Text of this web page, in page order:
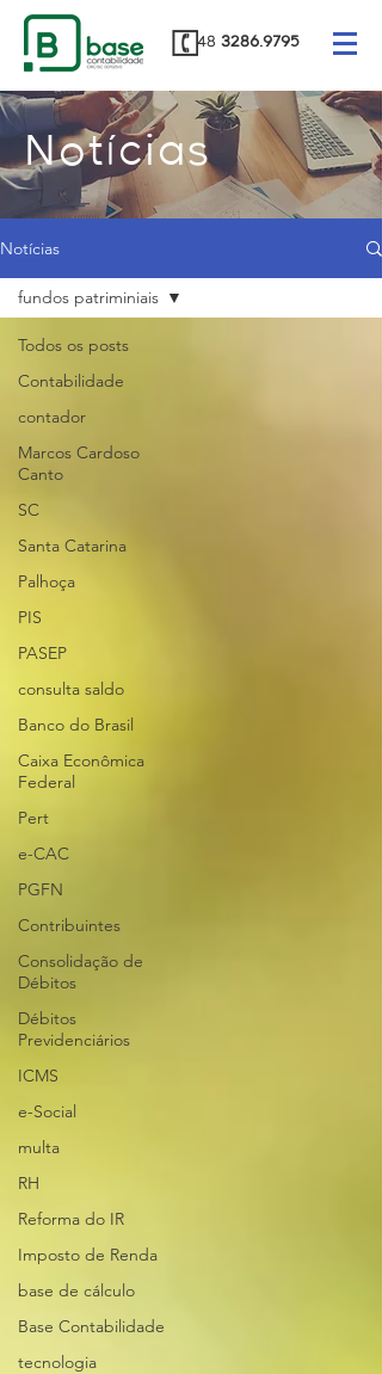
48 3286.9795
Notícias
Notícias
Todos os posts
Contabilidade
contador
Marcos Cardoso
Canto
SC
Santa Catarina
Palhoça
PIS
PASEP
consulta saldo
Banco do Brasil
Caixa Econômica
Federal
Pert
e-CAC
PGFN
Contribuintes
Consolidação de
Débitos
Débitos
Previdenciários
ICMS
e-Social
multa
RH
Reforma do IR
Imposto de Renda
base de cálculo
Base Contabilidade
tecnologia
fundos patriminiais